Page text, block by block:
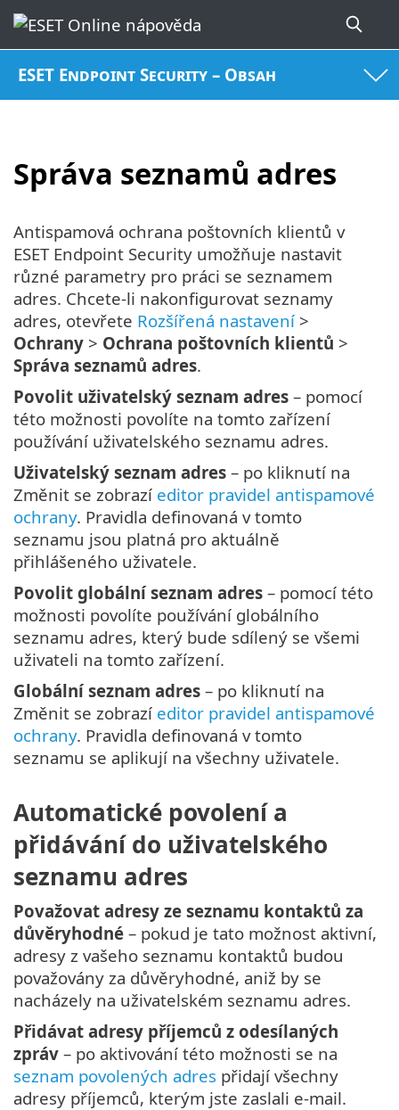
ESET Endpoint Security – Obsah
Správa seznamů adres
Antispamová ochrana poštovních klientů v
ESET Endpoint Security umožňuje nastavit
různé parametry pro práci se seznamem
adres. Chcete-li nakonfigurovat seznamy
adres, otevřete Rozšířená nastavení >
Ochrany > Ochrana poštovních klientů >
Správa seznamů adres.
Povolit uživatelský seznam adres – pomocí
této možnosti povolíte na tomto zařízení
používání uživatelského seznamu adres.
Uživatelský seznam adres – po kliknutí na
Změnit se zobrazí editor pravidel antispamové
ochrany. Pravidla definovaná v tomto
seznamu jsou platná pro aktuálně
přihlášeného uživatele.
Povolit globální seznam adres – pomocí této
možnosti povolíte používání globálního
seznamu adres, který bude sdílený se všemi
uživateli na tomto zařízení.
Globální seznam adres – po kliknutí na
Změnit se zobrazí editor pravidel antispamové
ochrany. Pravidla definovaná v tomto
seznamu se aplikují na všechny uživatele.
Automatické povolení a
přidávání do uživatelského
seznamu adres
Považovat adresy ze seznamu kontaktů za
důvěryhodné – pokud je tato možnost aktivní,
adresy z vašeho seznamu kontaktů budou
považovány za důvěryhodné, aniž by se
nacházely na uživatelském seznamu adres.
Přidávat adresy příjemců z odesílaných
zpráv – po aktivování této možnosti se na
seznam povolených adres přidají všechny
adresy příjemců, kterým jste zaslali e-mail.